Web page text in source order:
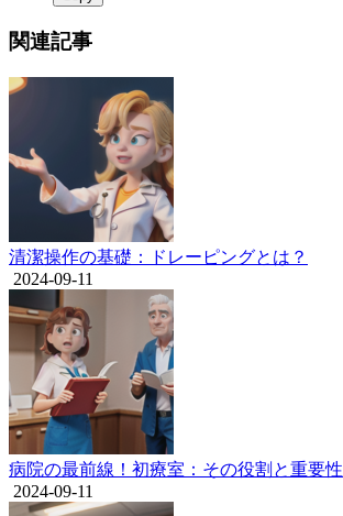
関連記事
清潔操作の基礎：ドレーピングとは？
2024-09-11
病院の最前線！初療室：その役割と重要性
2024-09-11